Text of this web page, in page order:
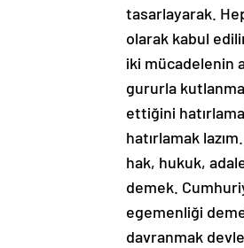
tasarlayarak.
olarak kabul
iki mücadelenin
gururla
ettiğini
hatırlamak
hak, hukuk,
demek.
egemenliği
davranmak